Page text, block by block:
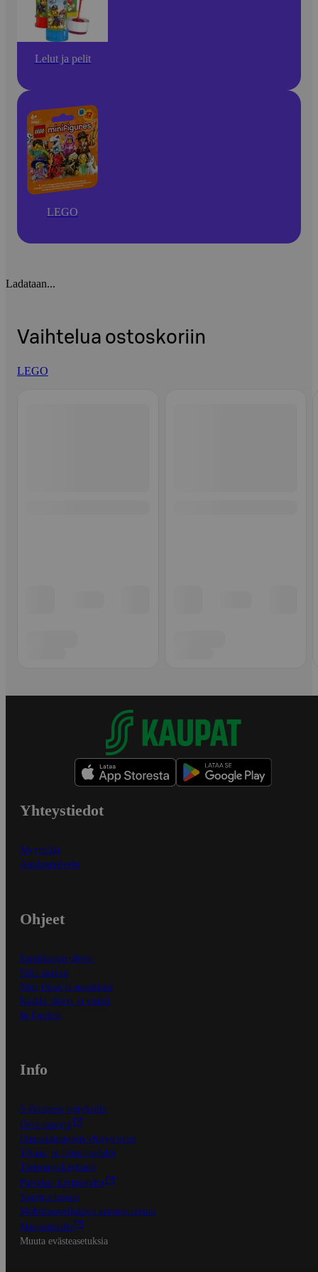
Lelut ja pelit
LEGO
Ladataan...
Vaihtelua ostoskoriin
LEGO
Yhteystiedot
Myymälät
Asiakaspalvelu
Ohjeet
Ensitilaajan ohjeet
Näin maksat
Näin tilaat ja muokkaat
Kaikki ohjeet ja vinkit
In English
Info
S-Business yrityksille
Oiva-raportit
Osuuskauppojen yhteystiedot
Tilaus- ja toimitusehdot
Tietosuojakäytäntö
Palvelun käyttöehdot
Saavutettavuus
Mobiilisovelluksen saavutettavuus
Mainostajalle
Muuta evästeasetuksia